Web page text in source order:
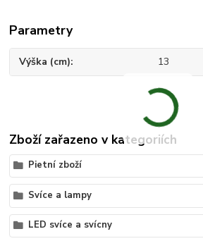
Parametry
Výška (cm) 13
Zboží zařazeno v kategoriích
Pietní zboží
Svíce a lampy
LED svíce a svícny